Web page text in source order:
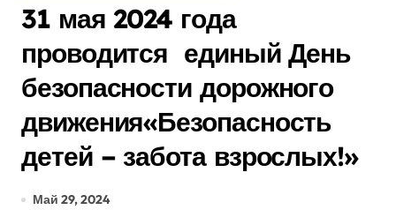
31 мая 2024 года
проводится единый День
безопасности дорожного
движения«Безопасность
детей – забота взрослых!»
Май 29, 2024